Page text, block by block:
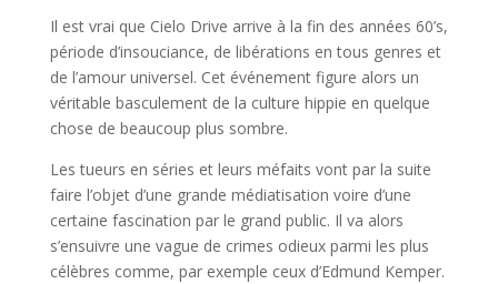
Il est vrai que Cielo Drive arrive à la fin des années 60’s,
période d’insouciance, de libérations en tous genres et
de l’amour universel. Cet événement figure alors un
véritable basculement de la culture hippie en quelque
chose de beaucoup plus sombre.
Les tueurs en séries et leurs méfaits vont par la suite
faire l’objet d’une grande médiatisation voire d’une
certaine fascination par le grand public. Il va alors
s’ensuivre une vague de crimes odieux parmi les plus
célèbres comme, par exemple ceux d’Edmund Kemper.